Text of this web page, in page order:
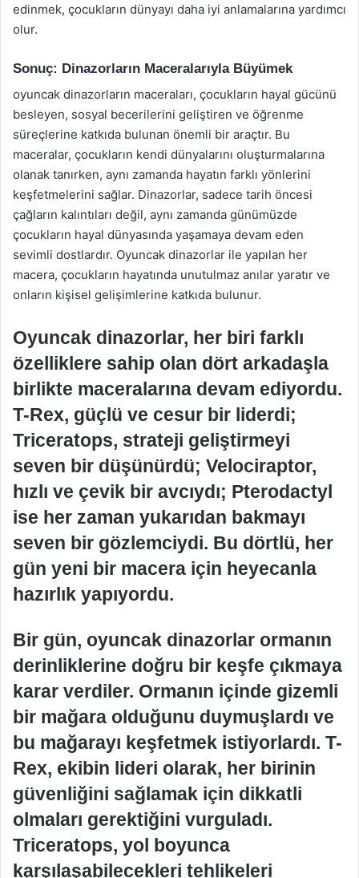
edinmek, çocukların dünyayı daha iyi anlamalarına yardımcı
olur.
Sonuç: Dinazorların Maceralarıyla Büyümek
oyuncak dinazorların maceraları, çocukların hayal gücünü
besleyen, sosyal becerilerini geliştiren ve öğrenme
süreçlerine katkıda bulunan önemli bir araçtır. Bu
maceralar, çocukların kendi dünyalarını oluşturmalarına
olanak tanırken, aynı zamanda hayatın farklı yönlerini
keşfetmelerini sağlar. Dinazorlar, sadece tarih öncesi
çağların kalıntıları değil, aynı zamanda günümüzde
çocukların hayal dünyasında yaşamaya devam eden
sevimli dostlardır. Oyuncak dinazorlar ile yapılan her
macera, çocukların hayatında unutulmaz anılar yaratır ve
onların kişisel gelişimlerine katkıda bulunur.
Oyuncak dinazorlar, her biri farklı
özelliklere sahip olan dört arkadaşla
birlikte maceralarına devam ediyordu.
T-Rex, güçlü ve cesur bir liderdi;
Triceratops, strateji geliştirmeyi
seven bir düşünürdü; Velociraptor,
hızlı ve çevik bir avcıydı; Pterodactyl
ise her zaman yukarıdan bakmayı
seven bir gözlemciydi. Bu dörtlü, her
gün yeni bir macera için heyecanla
hazırlık yapıyordu.
Bir gün, oyuncak dinazorlar ormanın
derinliklerine doğru bir keşfe çıkmaya
karar verdiler. Ormanın içinde gizemli
bir mağara olduğunu duymuşlardı ve
bu mağarayı keşfetmek istiyorlardı. T-
Rex, ekibin lideri olarak, her birinin
güvenliğini sağlamak için dikkatli
olmaları gerektiğini vurguladı.
Triceratops, yol boyunca
karşılaşabilecekleri tehlikeleri